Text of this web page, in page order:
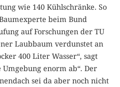
wie 140 Kühlschränke. So
beim Bund
auf Forschungen der TU
Laubbaum verdunstet an
400 Liter Wasser“, sagt
enorm ab“. Der
sei da aber noch nicht